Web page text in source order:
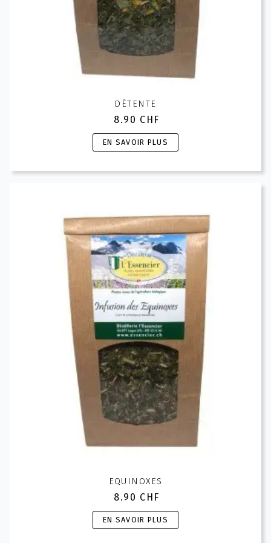
DÉTENTE
8.90 CHF
EN SAVOIR PLUS
Ce
produit
options
peuvent
être
choisies
sur
la
page
du
produit
EQUINOXES
8.90 CHF
EN SAVOIR PLUS
Ce
produit